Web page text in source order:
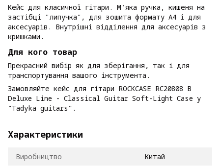
Кейс для класичної гітари. М'яка ручка, кишеня на
застібці "липучка", для зошита формату А4 і для
аксесуарів. Внутрішні відділення для аксесуарів з
кришками.
Для кого товар
Прекрасний вибір як для зберігання, так і для
транспортування вашого інструмента.
Замовляйте кейс для гітари ROCKCASE RC20808 B
Deluxe Line - Classical Guitar Soft-Light Case у
“Tadyka guitars”.
Характеристики
Виробництво
Китай